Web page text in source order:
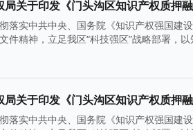
关于印发《门头沟区知识产权质押
落实中共中央、国务院《知识产权强国
件精神，立足我区“科技强区”战略部署，
关于印发《门头沟区知识产权质押
落实中共中央、国务院《知识产权强国